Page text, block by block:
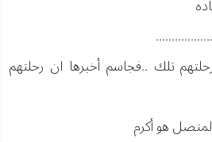
تلك ..فجاسم أخبرها ان رحلتهم
هو أكرم